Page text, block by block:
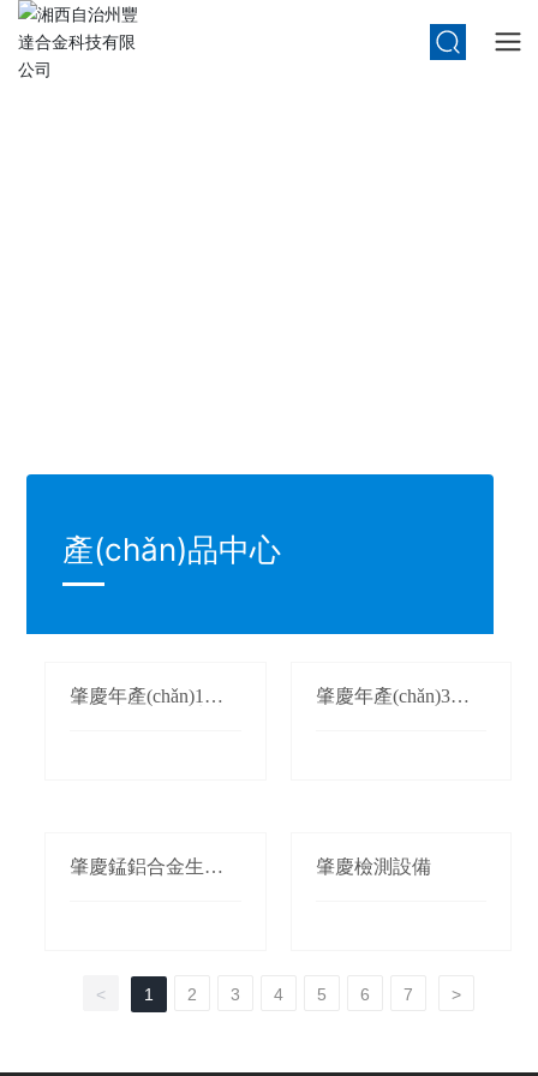
產(chǎn)品中心
肇慶年產(chǎn)1萬
肇慶年產(chǎn)3萬
肇慶錳鋁合金生產(c
肇慶檢測設備
< 1 2 3 4 5 6 7 >